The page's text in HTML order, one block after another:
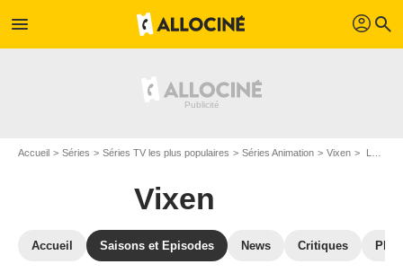
menu profil search
Accueil Séries Séries TV les plus populaires Séries Animation Vixen Les saisons de Vixen
Vixen
Accueil Saisons et Episodes News Critiques